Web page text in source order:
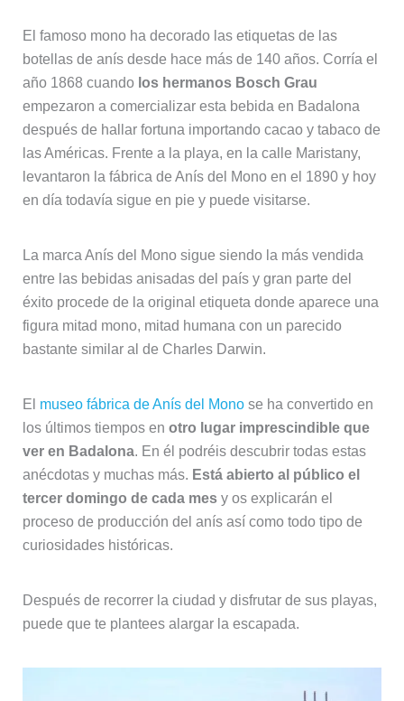
El famoso mono ha decorado las etiquetas de las
botellas de anís desde hace más de 140 años. Corría el
año 1868 cuando los hermanos Bosch Grau
empezaron a comercializar esta bebida en Badalona
después de hallar fortuna importando cacao y tabaco de
las Américas. Frente a la playa, en la calle Maristany,
levantaron la fábrica de Anís del Mono en el 1890 y hoy
en día todavía sigue en pie y puede visitarse.
La marca Anís del Mono sigue siendo la más vendida
entre las bebidas anisadas del país y gran parte del
éxito procede de la original etiqueta donde aparece una
figura mitad mono, mitad humana con un parecido
bastante similar al de Charles Darwin.
El museo fábrica de Anís del Monose ha convertido en
los últimos tiempos en otro lugar imprescindible que
ver en Badalona. En él podréis descubrir todas estas
anécdotas y muchas más. Está abierto al público el
tercer domingo de cada mesy os explicarán el
proceso de producción del anís así como todo tipo de
curiosidades históricas.
Después de recorrer la ciudad y disfrutar de sus playas,
puede que te plantees alargar la escapada.